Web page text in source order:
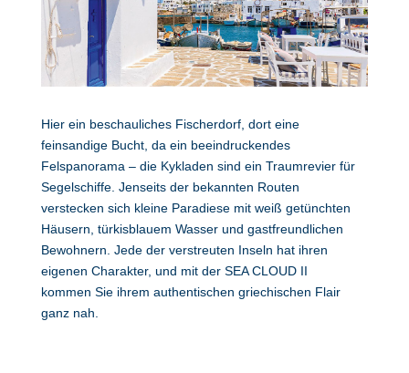
Hier ein beschauliches Fischerdorf, dort eine
feinsandige Bucht, da ein beeindruckendes
Felspanorama – die Kykladen sind ein Traumrevier für
Segelschiffe. Jenseits der bekannten Routen
verstecken sich kleine Paradiese mit weiß getünchten
Häusern, türkisblauem Wasser und gastfreundlichen
Bewohnern. Jede der verstreuten Inseln hat ihren
eigenen Charakter, und mit der SEA CLOUD II
kommen Sie ihrem authentischen griechischen Flair
ganz nah.